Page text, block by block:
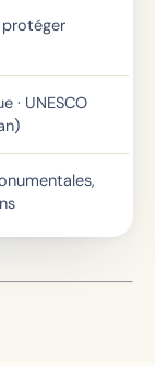
protéger
· UNESCO